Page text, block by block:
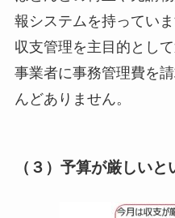
報システムを持ってい
収支管理を主目的とし
事業者に事務管理費を
んどありません。
（３）予算が厳しい